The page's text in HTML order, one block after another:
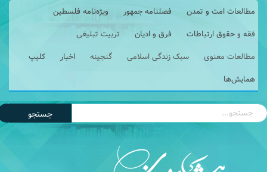
مطالعات امت و تمدن فصلنامه جمهور
ویژه‌نامه فلسطین
فقه و حقوق ارتباطات
فرق و ادیان
تربیت تبلیغی
مطالعات معنوی
سبک زندگی اسلامی گنجینه اخبار
کلیپ
همایش‌ها
جستجو